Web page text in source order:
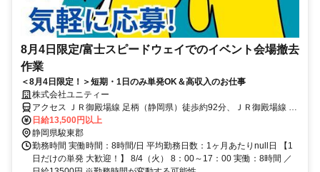
8月4日限定/富士スピードウェイでのイベント会場撤去
作業
＜8月4日限定！＞短期・1日のみ単発OK＆高収入のお仕事
株式会社ユニティー
アクセス ＪＲ御殿場線 足柄（静岡県）徒歩約92分、ＪＲ御殿場線 駿
河小山徒歩約95分、ＪＲ御殿場線 御殿場富士山口徒歩約109分
JR「御殿場」駅～車20分☆御殿場駅集合を予定しております。
日給13,500円以上
静岡県駿東郡
勤務時間 実働時間：8時間/日 平均勤務日数：1ヶ月あたりnull日 【1
日だけの単発 大歓迎！】 8/4（火） 8：00～17：00 実働：8時間 ／